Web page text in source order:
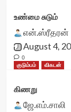
உண்மை சுடும்
என்.ஸ்ரீதரன்
August 4,
0
குடும்பம்
விகடன்
கிணறு
ஜே.எம்.சாலி